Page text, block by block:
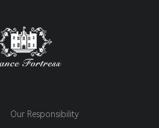
Our Responsibility